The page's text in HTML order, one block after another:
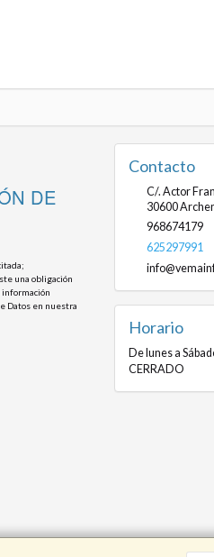
DE
una obligación
información
Datos en nuestra
Contacto
C/. Actor
30600
968674179
625297991
Horario
De lunes a
CERRADO